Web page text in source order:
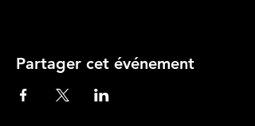
Partager cet événement